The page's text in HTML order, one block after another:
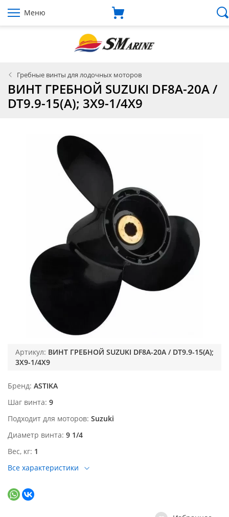
Меню
Гребные винты для лодочных моторов
ВИНТ ГРЕБНОЙ SUZUKI DF8A-20A /
DT9.9-15(A); 3X9-1/4X9
Артикул: ВИНТ ГРЕБНОЙ SUZUKI DF8A-20A / DT9.9-15(A);
3X9-1/4X9
Бренд ASTIKA
Шаг винта 9
Подходит для моторов Suzuki
Диаметр винта 9 1/4
Вес, кг 1
Все характеристики